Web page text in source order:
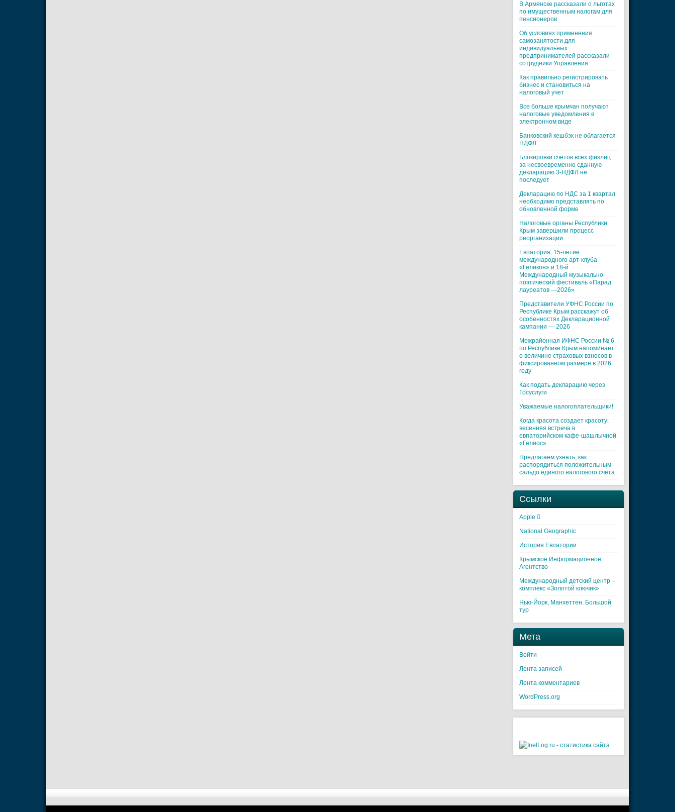
В Армянске рассказали о льготах
по имущественным налогам для
пенсионеров
Об условиях применения
самозанятости для
индивидуальных
предпринимателей рассказали
сотрудники Управления
Как правильно регистрировать
бизнес и становиться на
налоговый учет
Все больше крымчан получают
налоговые уведомления в
электронном виде
Банковский кешбэк не облагается
НДФЛ
Блокировки счетов всех физлиц
за несвоевременно сданную
декларацию 3-НДФЛ не
последует
Декларацию по НДС за 1 квартал
необходимо представлять по
обновленной форме
Налоговые органы Республики
Крым завершили процесс
реорганизации
Евпатория. 15-летие
международного арт-клуба
«Геликон» и 18-й
Международный музыкально-
поэтический фестиваль «Парад
лауреатов —2026»
Представители УФНС России по
Республике Крым расскажут об
особенностях Декларационной
кампании — 2026
Межрайонная ИФНС России № 6
по Республике Крым напоминает
о величине страховых взносов в
фиксированном размере в 2026
году
Как подать декларацию через
Госуслуги
Уважаемые налогоплательщики!
Когда красота создает красоту:
весенняя встреча в
евпаторийском кафе-шашлычной
«Гелиос»
Предлагаем узнать, как
распорядиться положительным
сальдо единого налогового счета
Ссылки
Apple 
National Geographic
История Евпатории
Крымское Информационное
Агентство
Международный детский центр –
комплекс «Золотой ключик»
Нью-Йорк, Манхеттен. Большой
тур
Мета
Войти
Лента записей
Лента комментариев
WordPress.org